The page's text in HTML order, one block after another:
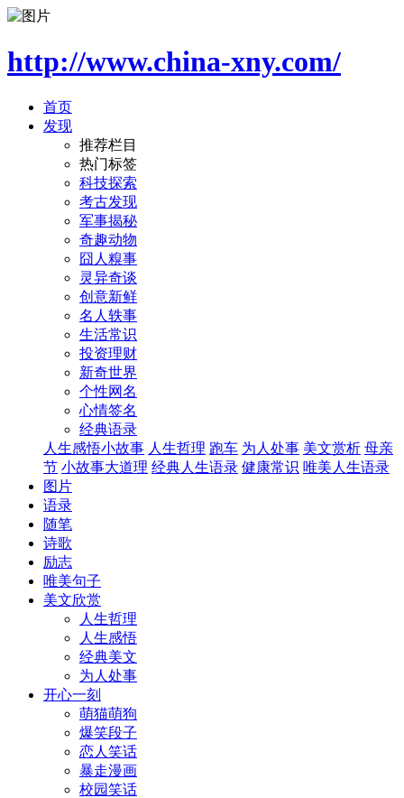
http://www.china-xny.com/
首页
发现
推荐栏目
热门标签
科技探索
考古发现
军事揭秘
奇趣动物
囧人糗事
灵异奇谈
创意新鲜
名人轶事
生活常识
投资理财
新奇世界
个性网名
心情签名
经典语录
人生感悟小故事 人生哲理 跑车 为人处事 美文赏析 母亲
节 小故事大道理 经典人生语录 健康常识 唯美人生语录
图片
语录
随笔
诗歌
励志
唯美句子
美文欣赏
人生哲理
人生感悟
经典美文
为人处事
开心一刻
萌猫萌狗
爆笑段子
恋人笑话
暴走漫画
校园笑话